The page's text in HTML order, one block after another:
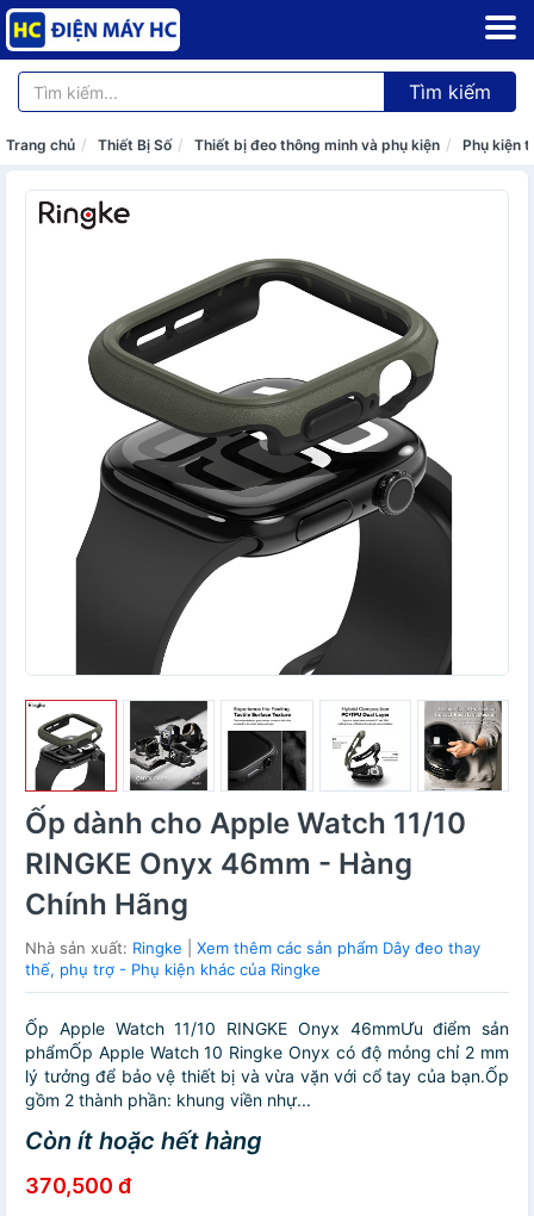
Tìm kiếm
Trang chủ Thiết Bị Số Thiết bị đeo thông minh và phụ kiện Phụ kiện
Ốp dành cho Apple Watch 11/10
RINGKE Onyx 46mm - Hàng
Chính Hãng
Nhà sản xuất: Ringke
Xem thêm các sản phẩm Dây đeo thay
thế, phụ trợ - Phụ kiện khác của Ringke
Ốp Apple Watch 11/10 RINGKE Onyx 46mmƯu điểm sản
phẩmỐp Apple Watch 10 Ringke Onyx có độ mỏng chỉ 2 mm
lý tưởng để bảo vệ thiết bị và vừa vặn với cổ tay của bạn.Ốp
gồm 2 thành phần: khung viền nhự...
Còn ít hoặc hết hàng
370,500 đ